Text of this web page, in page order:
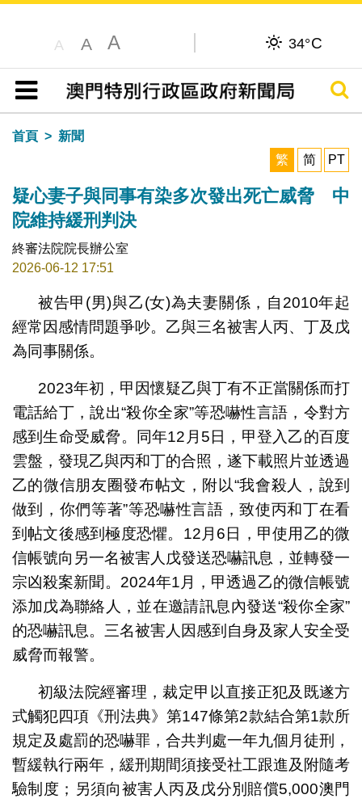
A A A 34°C
目錄
搜尋
首頁
新聞
繁
简 PT
疑心妻子與同事有染多次發出死亡威脅 中
院維持緩刑判決
終審法院院長辦公室
2026-06-12 17:51
被告甲(男)與乙(女)為夫妻關係，自2010年起
經常因感情問題爭吵。乙與三名被害人丙、丁及戊
為同事關係。
2023年初，甲因懷疑乙與丁有不正當關係而打
電話給丁，說出“殺你全家”等恐嚇性言語，令對方
感到生命受威脅。同年12月5日，甲登入乙的百度
雲盤，發現乙與丙和丁的合照，遂下載照片並透過
乙的微信朋友圈發布帖文，附以“我會殺人，說到
做到，你們等著”等恐嚇性言語，致使丙和丁在看
到帖文後感到極度恐懼。12月6日，甲使用乙的微
信帳號向另一名被害人戊發送恐嚇訊息，並轉發一
宗凶殺案新聞。2024年1月，甲透過乙的微信帳號
添加戊為聯絡人，並在邀請訊息內發送“殺你全家”
的恐嚇訊息。三名被害人因感到自身及家人安全受
威脅而報警。
初級法院經審理，裁定甲以直接正犯及既遂方
式觸犯四項《刑法典》第147條第2款結合第1款所
規定及處罰的恐嚇罪，合共判處一年九個月徒刑，
暫緩執行兩年，緩刑期間須接受社工跟進及附隨考
驗制度；另須向被害人丙及戊分別賠償5,000澳門